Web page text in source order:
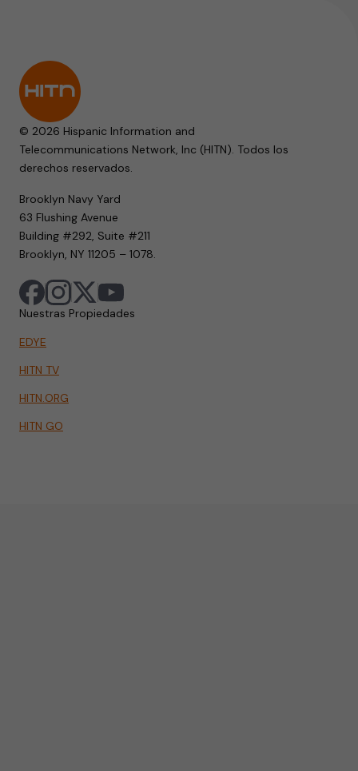
© 2026 Hispanic Information and
Telecommunications Network, Inc (HITN). Todos los
derechos reservados.
Brooklyn Navy Yard
63 Flushing Avenue
Building #292, Suite #211
Brooklyn, NY 11205 – 1078.
Nuestras Propiedades
EDYE
HITN TV
HITN.ORG
HITN GO